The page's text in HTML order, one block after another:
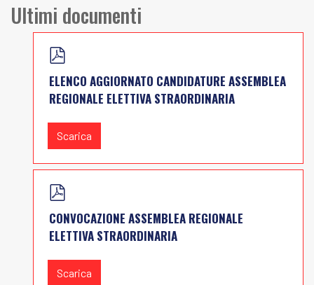
Ultimi documenti
D
F
ELENCO AGGIORNATO CANDIDATURE ASSEMBLEA
REGIONALE ELETTIVA STRAORDINARIA
Scarica
D
F
CONVOCAZIONE ASSEMBLEA REGIONALE
ELETTIVA STRAORDINARIA
Scarica